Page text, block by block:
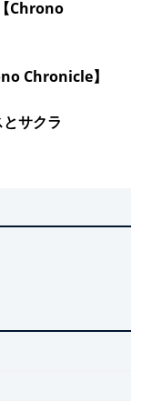
Chrono
Chronicle】
サクラ